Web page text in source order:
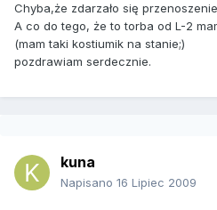
Chyba,że zdarzało się
A co do tego, że to torba od L-2
(mam taki kostiumik na stanie;)
pozdrawiam serdecznie.
kuna
Napisano 16 Lipiec 2009